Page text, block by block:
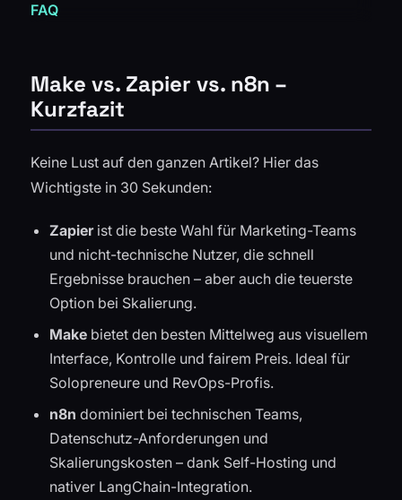
FAQ
Make vs. Zapier vs. n8n –
Kurzfazit
Keine Lust auf den ganzen Artikel? Hier das
Wichtigste in 30 Sekunden:
Zapierist die beste Wahl für Marketing-Teams
und nicht-technische Nutzer, die schnell
Ergebnisse brauchen – aber auch die teuerste
Option bei Skalierung.
Make bietet den besten Mittelweg aus visuellem
Interface, Kontrolle und fairem Preis. Ideal für
Solopreneure und RevOps-Profis.
n8n dominiert bei technischen Teams,
Datenschutz-Anforderungen und
Skalierungskosten – dank Self-Hosting und
nativer LangChain-Integration.